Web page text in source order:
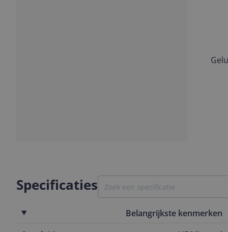
Specificaties
Belangrijkste kenmerken